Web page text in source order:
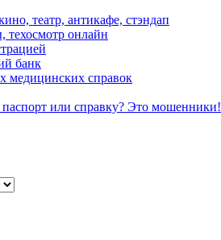
театр, антикафе, стэндап
техосмотр онлайн
банк
справок
или справку? Это мошенники!